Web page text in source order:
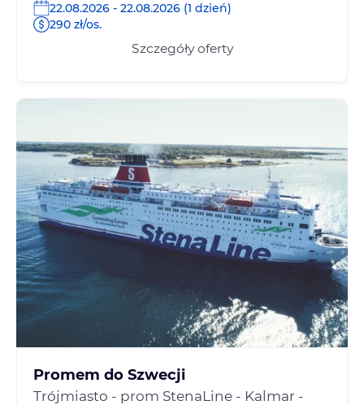
22.08.2026 - 22.08.2026 (1 dzień)
290 zł/os.
Szczegóły oferty
Promem do Szwecji
Trójmiasto - prom StenaLine - Kalmar -